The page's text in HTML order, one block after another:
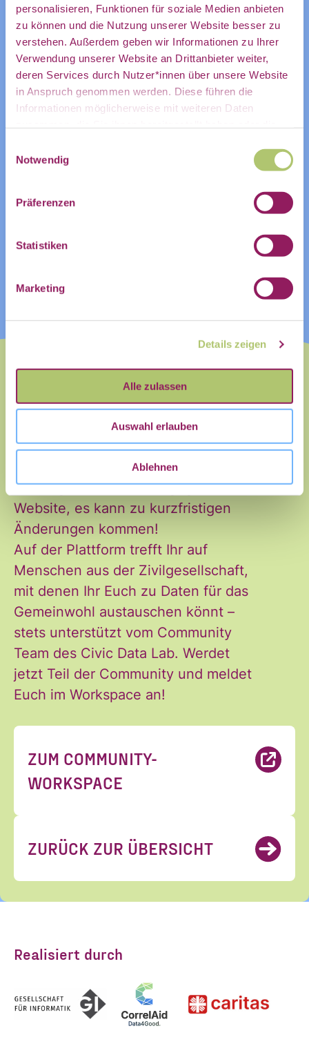
personalisieren, Funktionen für soziale Medien anbieten
zu können und die Nutzung unserer Website besser zu
verstehen. Außerdem geben wir Informationen zu Ihrer
Verwendung unserer Website an Drittanbieter weiter,
deren Services durch Nutzer*innen über unsere Website
in Anspruch genommen werden. Diese führen die
Informationen möglicherweise mit weiteren Daten
haben.
Notwendig
Präferenzen
Statistiken
Marketing
Details zeigen
Alle zulassen
Auswahl erlauben
Ablehnen
ZUR VERANSTALTUNG IM COMMUNITY-
KALENDER
ZUM KALENDER HINZUFÜGEN
Dieses Event wurde zuerst auf
unserer Community Plattform
gepostet. Bitte prüft die Aktualität
der Angaben auf der angegebenen
Website, es kann zu kurzfristigen
Änderungen kommen!
Auf der Plattform trefft Ihr auf
Menschen aus der Zivilgesellschaft,
mit denen Ihr Euch zu Daten für das
Gemeinwohl austauschen könnt –
stets unterstützt vom Community
Team des Civic Data Lab. Werdet
jetzt Teil der Community und meldet
Euch im Workspace an!
ZUM COMMUNITY-
WORKSPACE
ZURÜCK ZUR ÜBERSICHT
Realisiert durch
mein
persönliches
Postfach:
Name
Nachname
Einwilligung
*
Ja, ich möchte den Newsletter
des Civic Data Lab per E-Mail
erhalten. Diese Einwilligung
kann ich jederzeit widerrufen.
Ich habe die Hinweise zum
Widerruf und der Verarbeitung
der Daten in den
gelesen und stimme diesen zu.
*